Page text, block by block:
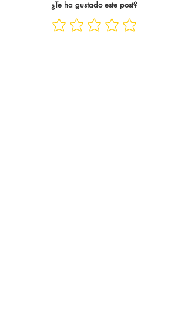
Bukayo Saka siempre es cl
¿Te ha gustado este post?